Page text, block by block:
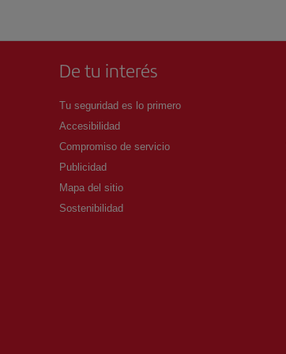
De tu interés
Tu seguridad es lo primero
Accesibilidad
Compromiso de servicio
Publicidad
Mapa del sitio
Sostenibilidad